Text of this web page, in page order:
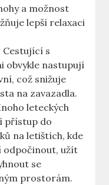
a možnost
lepší relaxaci
Cestující s
obvykle nastupují
což snižuje
na zavazadla.
leteckých
přístup do
na letištích, kde
odpočinout, užít
se
prostorám.